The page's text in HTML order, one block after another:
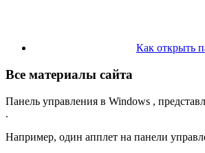
Как открыть
Все материалы сайта
Панель управления в Windows ,
.
Например, один апплет на панели